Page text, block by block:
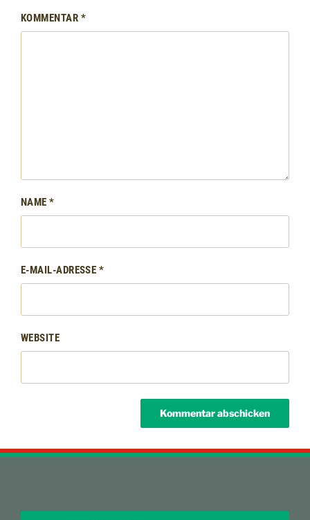
KOMMENTAR *
NAME*
E-MAIL-ADRESSE *
WEBSITE